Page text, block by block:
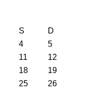
S
D
4
5
11
12
18
19
25
26